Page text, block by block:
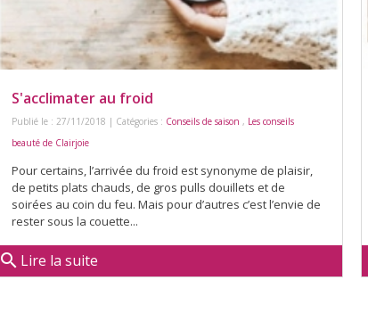
S'acclimater au froid
Publié le : 27/11/2018 | Catégories : Conseils de saison , Les conseils
beauté de Clairjoie
Pour certains, l’arrivée du froid est synonyme de plaisir,
de petits plats chauds, de gros pulls douillets et de
soirées au coin du feu. Mais pour d’autres c’est l’envie de
rester sous la couette...
search Lire la suite